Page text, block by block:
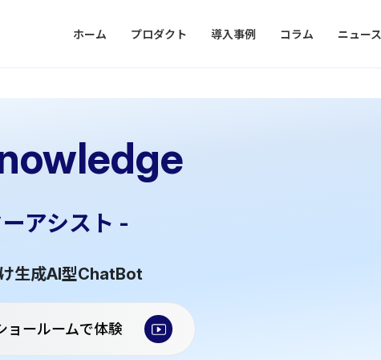
ホーム プロダクト 導入事例 コラム ニュース
アシスト -
生成AI型ChatBot
ョールームで体験